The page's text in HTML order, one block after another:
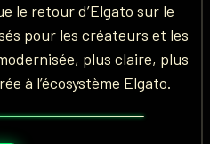
le retour d’Elgato sur le
pour les créateurs et les
plus claire, plus
à l’écosystème Elgato.